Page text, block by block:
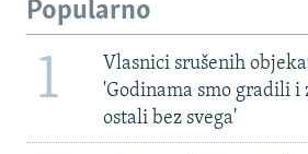
Popularno
1
Vlasnici srušenih
'Godinama smo gradili i
ostali bez svega'